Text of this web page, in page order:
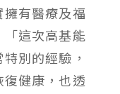
有醫療及福
這次高基能
別的經驗，
健康，也透